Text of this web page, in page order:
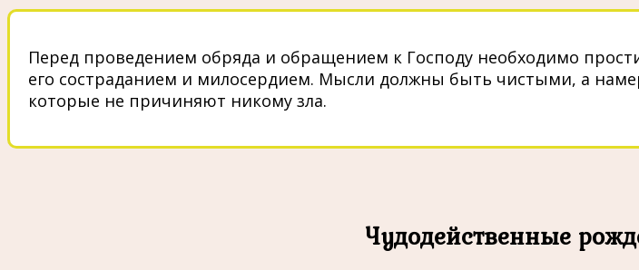
Перед проведением обряда и обращением к Господу необходимо
его состраданием и милосердием. Мысли должны быть чистыми, а
которые не причиняют никому зла.
Чудодейственные